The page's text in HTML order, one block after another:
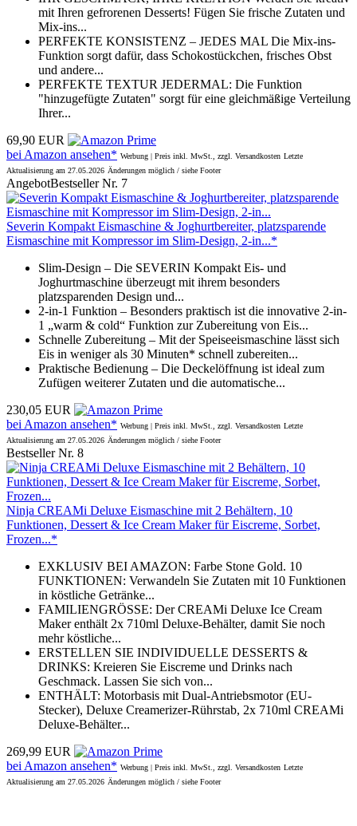
mit Ihren gefrorenen Desserts! Fügen Sie frische Zutaten und
Mix-ins...
PERFEKTE KONSISTENZ – JEDES MAL Die Mix-ins-
Funktion sorgt dafür, dass Schokostückchen, frisches Obst
und andere...
PERFEKTE TEXTUR JEDERMAL: Die Funktion
"hinzugefügte Zutaten" sorgt für eine gleichmäßige Verteilung
Ihrer...
69,90 EUR
bei Amazon ansehen* Werbung | Preis inkl. MwSt., zzgl. Versandkosten Letzte
Aktualisierung am 27.05.2026 Änderungen möglich / siehe Footer
AngebotBestseller Nr. 7
Severin Kompakt Eismaschine & Joghurtbereiter, platzsparende
Eismaschine mit Kompressor im Slim-Design, 2-in...*
Slim-Design – Die SEVERIN Kompakt Eis- und
Joghurtmaschine überzeugt mit ihrem besonders
platzsparenden Design und...
2-in-1 Funktion – Besonders praktisch ist die innovative 2-in-
1 „warm & cold“ Funktion zur Zubereitung von Eis...
Schnelle Zubereitung – Mit der Speiseeismaschine lässt sich
Eis in weniger als 30 Minuten* schnell zubereiten...
Praktische Bedienung – Die Deckelöffnung ist ideal zum
Zufügen weiterer Zutaten und die automatische...
230,05 EUR
bei Amazon ansehen* Werbung | Preis inkl. MwSt., zzgl. Versandkosten Letzte
Aktualisierung am 27.05.2026 Änderungen möglich / siehe Footer
Bestseller Nr. 8
Ninja CREAMi Deluxe Eismaschine mit 2 Behältern, 10
Funktionen, Dessert & Ice Cream Maker für Eiscreme, Sorbet,
Frozen...*
EXKLUSIV BEI AMAZON: Farbe Stone Gold. 10
FUNKTIONEN: Verwandeln Sie Zutaten mit 10 Funktionen
in köstliche Getränke...
FAMILIENGRÖSSE: Der CREAMi Deluxe Ice Cream
Maker enthält 2x 710ml Deluxe-Behälter, damit Sie noch
mehr köstliche...
ERSTELLEN SIE INDIVIDUELLE DESSERTS &
DRINKS: Kreieren Sie Eiscreme und Drinks nach
Geschmack. Lassen Sie sich von...
ENTHÄLT: Motorbasis mit Dual-Antriebsmotor (EU-
Stecker), Deluxe Creamerizer-Rührstab, 2x 710ml CREAMi
Deluxe-Behälter...
269,99 EUR
bei Amazon ansehen* Werbung | Preis inkl. MwSt., zzgl. Versandkosten Letzte
Aktualisierung am 27.05.2026 Änderungen möglich / siehe Footer